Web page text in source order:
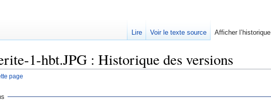
1-hbt.JPG : Historique des versions
page
Lire Voir le texte source Afficher l’historique